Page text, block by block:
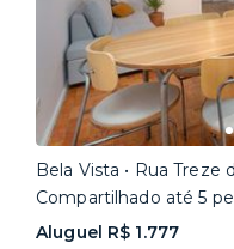
Bela Vista • Rua Treze
Compartilhado até 5
Aluguel R$ 1.777